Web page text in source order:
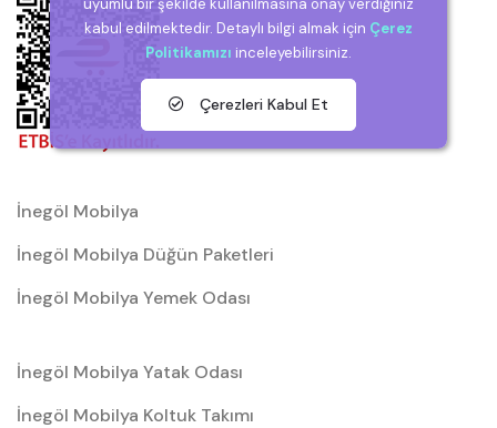
İnegöl Mobilya
İnegöl Mobilya Düğün Paketleri
İnegöl Mobilya Yemek Odası
İnegöl Mobilya Yatak Odası
İnegöl Mobilya Koltuk Takımı
kabul edilmektedir. Detaylı bilgi almak için Çerez
Politikamızı inceleyebilirsiniz.
Çerezleri Kabul Et